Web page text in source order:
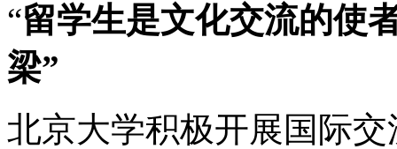
“留学生是文化交流的使
梁”
北京大学积极开展国际